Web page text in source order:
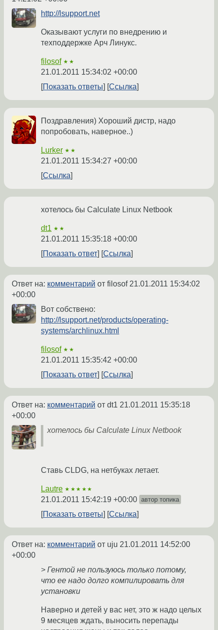
http://lsupport.net
Оказывают услуги по внедрению и
техподдержке Арч Линукс.
filosof ★★
21.01.2011 15:34:02 +00:00
Показать ответы
Ссылка
Поздравления) Хороший дистр, надо
попробовать, наверное..)
Lurker ★★
21.01.2011 15:34:27 +00:00
Ссылка
хотелось бы Calculate Linux Netbook
dt1 ★★
21.01.2011 15:35:18 +00:00
Показать ответ
Ссылка
Ответ на: комментарий от filosof21.01.2011 15:34:02
+00:00
Вот собствено:
http://lsupport.net/products/operating-
systems/archlinux.html
filosof ★★
21.01.2011 15:35:42 +00:00
Показать ответ
Ссылка
Ответ на: комментарий от dt1 21.01.2011 15:35:18
+00:00
хотелось бы Calculate Linux Netbook
Ставь CLDG, на нетбуках летает.
Lautre ★★★★★
21.01.2011 15:42:19 +00:00 автор топика
Показать ответы Ссылка
Ответ на: комментарий от uju 21.01.2011 14:52:00
+00:00
> Гентой не пользуюсь только потому,
что ее надо долго компилировать для
установки
Наверно и детей у вас нет, это ж надо целых
9 месяцев ждать, выносить перепады